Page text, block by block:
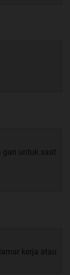
gan untuk saat
kerja atau